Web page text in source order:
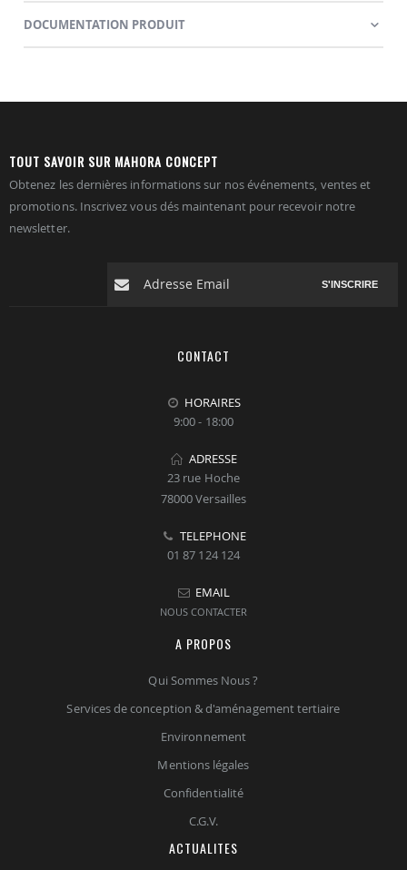
DOCUMENTATION PRODUIT
TOUT SAVOIR SUR MAHORA CONCEPT
Obtenez les dernières informations sur nos événements, ventes et
promotions. Inscrivez vous dés maintenant pour recevoir notre
newsletter.
S'INSCRIRE
CONTACT
HORAIRES
9:00 - 18:00
ADRESSE
23 rue Hoche
78000 Versailles
TELEPHONE
01 87 124 124
EMAIL
NOUS CONTACTER
A PROPOS
Qui Sommes Nous ?
Services de conception & d'aménagement tertiaire
Environnement
Mentions légales
Confidentialité
C.G.V.
ACTUALITES